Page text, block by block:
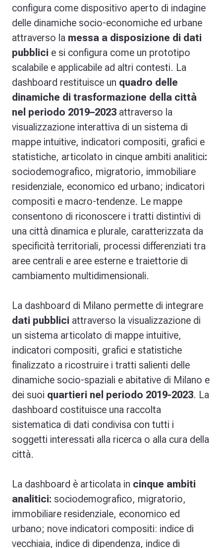
configura come dispositivo aperto di indagine
delle dinamiche socio-economiche ed urbane
attraverso la messa a disposizione di dati
pubblici e si configura come un prototipo
scalabile e applicabile ad altri contesti. La
dashboard restituisce un quadro delle
dinamiche di trasformazione della città
nel periodo 2019–2023 attraverso la
visualizzazione interattiva di un sistema di
mappe intuitive, indicatori compositi, grafici e
statistiche, articolato in cinque ambiti analitici:
sociodemografico, migratorio, immobiliare
residenziale, economico ed urbano; indicatori
compositi e macro-tendenze. Le mappe
consentono di riconoscere i tratti distintivi di
una città dinamica e plurale, caratterizzata da
specificità territoriali, processi differenziati tra
aree centrali e aree esterne e traiettorie di
cambiamento multidimensionali.
La dashboard di Milano permette di integrare
dati pubblici attraverso la visualizzazione di
un sistema articolato di mappe intuitive,
indicatori compositi, grafici e statistiche
finalizzato a ricostruire i tratti salienti delle
dinamiche socio-spaziali e abitative di Milano e
dei suoi quartieri nel periodo 2019-2023. La
dashboard costituisce una raccolta
sistematica di dati condivisa con tutti i
soggetti interessati alla ricerca o alla cura della
città.
La dashboard è articolata in cinque ambiti
analitici: sociodemografico, migratorio,
immobiliare residenziale, economico ed
urbano; nove indicatori compositi: indice di
vecchiaia, indice di dipendenza, indice di